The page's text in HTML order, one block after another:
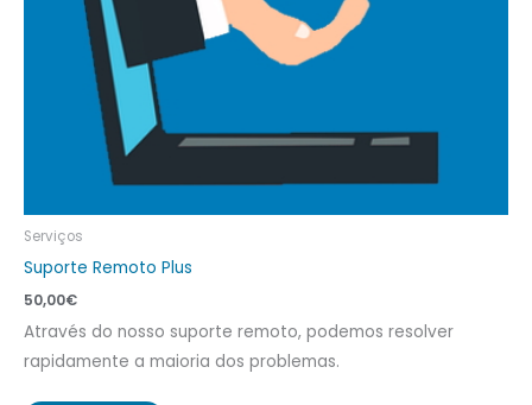
Serviços
Suporte Remoto Plus
50,00€
Através do nosso suporte remoto, podemos resolver
rapidamente a maioria dos problemas.